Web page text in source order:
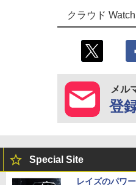
クラウド
メル
登
Special Site
レイズのパワ